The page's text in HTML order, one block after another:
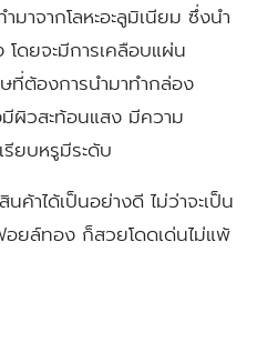
าจากโลหะอะลูมิเนียม ซึ่งนำ
โดยจะมีการเคลือบแผ่น
ที่ต้องการนำมาทำกล่อง
ผิวสะท้อนแสง มีความ
ยบหรูมีระดับ
าได้เป็นอย่างดี ไม่ว่าจะเป็น
ยล์ทอง ก็สวยโดดเด่นไม่แพ้